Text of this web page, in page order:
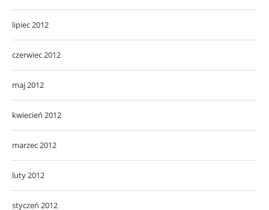
lipiec 2012
czerwiec 2012
maj 2012
kwiecień 2012
marzec 2012
luty 2012
styczeń 2012